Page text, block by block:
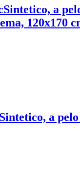
Sintetico, a
120x170
Sintetico, a pelo